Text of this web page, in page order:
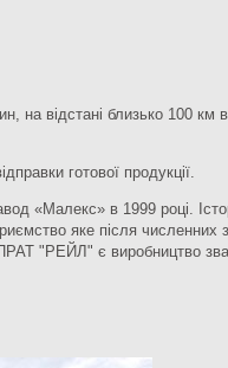
на відстані близько 100 км
готової продукції.
«Малекс» в 1999 році.
яке після численних
ПРАТ "РЕЙЛ" є виробництво